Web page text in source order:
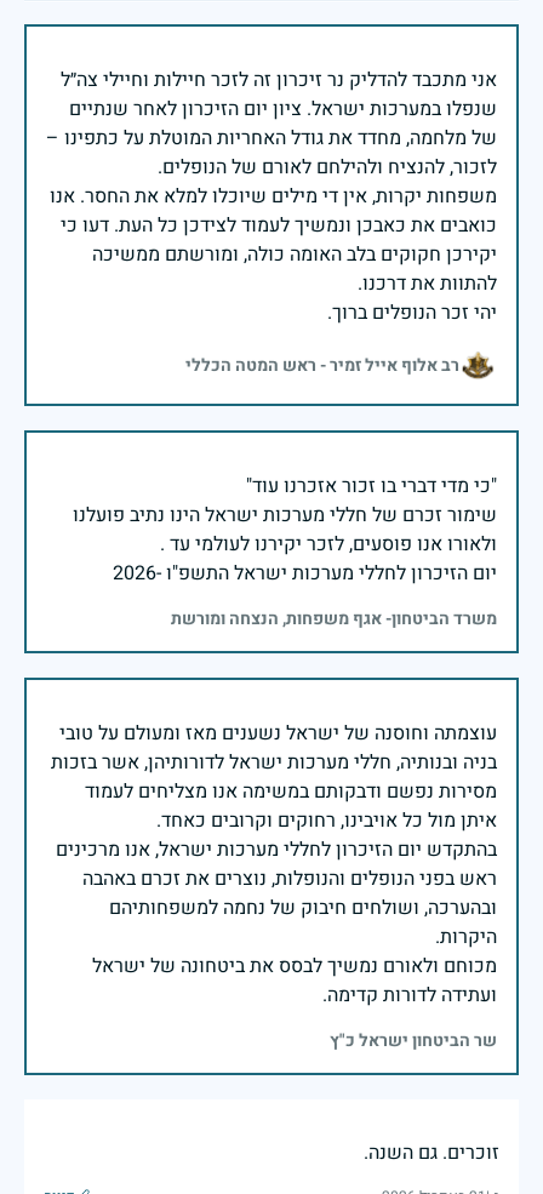
אני מתכבד להדליק נר זיכרון זה לזכר חיילות וחיילי צה״ל
שנפלו במערכות ישראל. ציון יום הזיכרון לאחר שנתיים
של מלחמה, מחדד את גודל האחריות המוטלת על כתפינו –
משפחות יקרות, אין די מילים שיוכלו למלא את החסר. אנו
כואבים את כאבכן ונמשיך לעמוד לצידכן כל העת. דעו כי
יקירכן חקוקים בלב האומה כולה, ומורשתם ממשיכה
יהי זכר הנופלים ברוך.
רב אלוף אייל זמיר - ראש המטה הכללי
שימור זכרם של חללי מערכות ישראל הינו נתיב פועלנו
יום הזיכרון לחללי מערכות ישראל התשפ"ו -2026
משרד הביטחון- אגף משפחות, הנצחה ומורשת
עוצמתה וחוסנה של ישראל נשענים מאז ומעולם על טובי
בניה ובנותיה, חללי מערכות ישראל לדורותיהן, אשר בזכות
מסירות נפשם ודבקותם במשימה אנו מצליחים לעמוד
בהתקדש יום הזיכרון לחללי מערכות ישראל, אנו מרכינים
ראש בפני הנופלים והנופלות, נוצרים את זכרם באהבה
ובהערכה, ושולחים חיבוק של נחמה למשפחותיהם
מכוחם ולאורם נמשיך לבסס את ביטחונה של ישראל
ועתידה לדורות קדימה.
שר הביטחון ישראל כ"ץ
זוכרים. גם השנה.